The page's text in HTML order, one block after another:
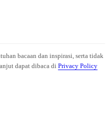
bacaan dan inspirasi, serta tidak
dapat dibaca di Privacy Policy